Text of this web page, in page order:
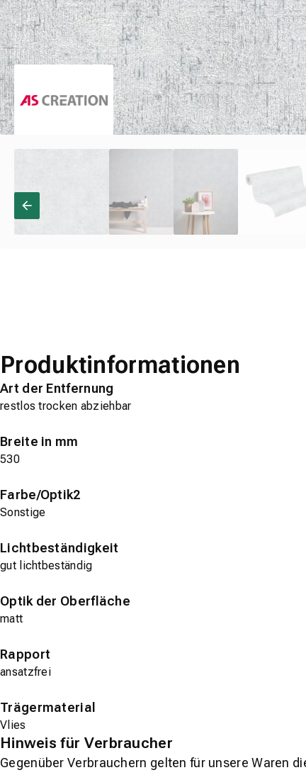
Produktinformationen
Art der Entfernung
restlos trocken abziehbar
Breite in mm
530
Farbe/Optik2
Sonstige
Lichtbeständigkeit
gut lichtbeständig
Optik der Oberfläche
matt
Rapport
ansatzfrei
Trägermaterial
Vlies
Hinweis für Verbraucher
Gegenüber Verbrauchern gelten für unsere Waren